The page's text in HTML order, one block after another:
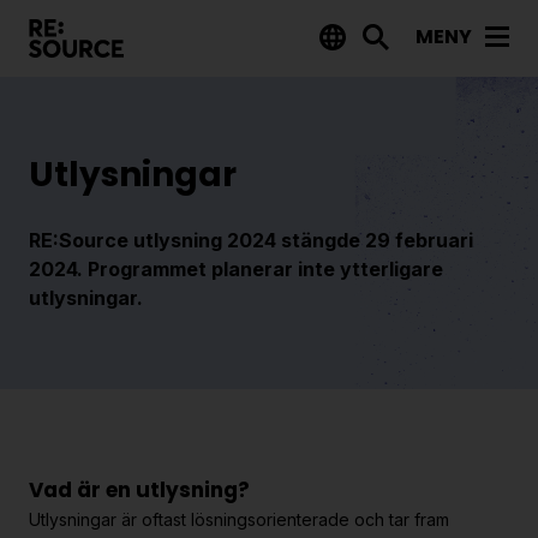
MENY
Tips på utlysningar
Utlysningar
Utlysningar
RE:Source utlysning 2024 stängde 29 februari
2024. Programmet planerar inte ytterligare
utlysningar.
Vad är en utlysning?
Utlysningar är oftast lösningsorienterade och tar fram